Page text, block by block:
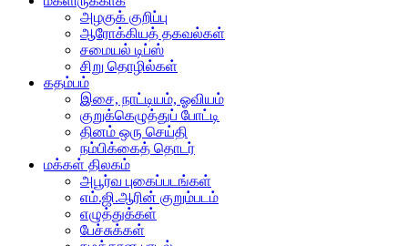
அழகுக் குறிப்பு
ஆரோக்கியத் தகவல்கள்
சமையல் டிப்ஸ்
சிறு தொழில்கள்
கதம்பம்
இசை, நாட்டியம், ஓவியம்
குறுக்கெழுத்துப் போட்டி
தினம் ஒரு செய்தி
நம்பிக்கைத் தொடர்
மக்கள் திலகம்
அபூர்வ புகைப்படங்கள்
எம்.ஜி.ஆரின் குறும்படம்
எழுத்துக்கள்
பேச்சுக்கள்